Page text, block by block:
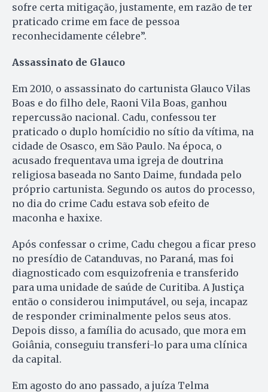
sofre certa mitigação, justamente, em razão de ter
praticado crime em face de pessoa
reconhecidamente célebre”.
Assassinato de Glauco
Em 2010, o assassinato do cartunista Glauco Vilas
Boas e do filho dele, Raoni Vila Boas, ganhou
repercussão nacional. Cadu, confessou ter
praticado o duplo homícidio no sítio da vítima, na
cidade de Osasco, em São Paulo. Na época, o
acusado frequentava uma igreja de doutrina
religiosa baseada no Santo Daime, fundada pelo
próprio cartunista. Segundo os autos do processo,
no dia do crime Cadu estava sob efeito de
maconha e haxixe.
Após confessar o crime, Cadu chegou a ficar preso
no presídio de Catanduvas, no Paraná, mas foi
diagnosticado com esquizofrenia e transferido
para uma unidade de saúde de Curitiba. A Justiça
então o considerou inimputável, ou seja, incapaz
de responder criminalmente pelos seus atos.
Depois disso, a família do acusado, que mora em
Goiânia, conseguiu transferi-lo para uma clínica
da capital.
Em agosto do ano passado, a juíza Telma